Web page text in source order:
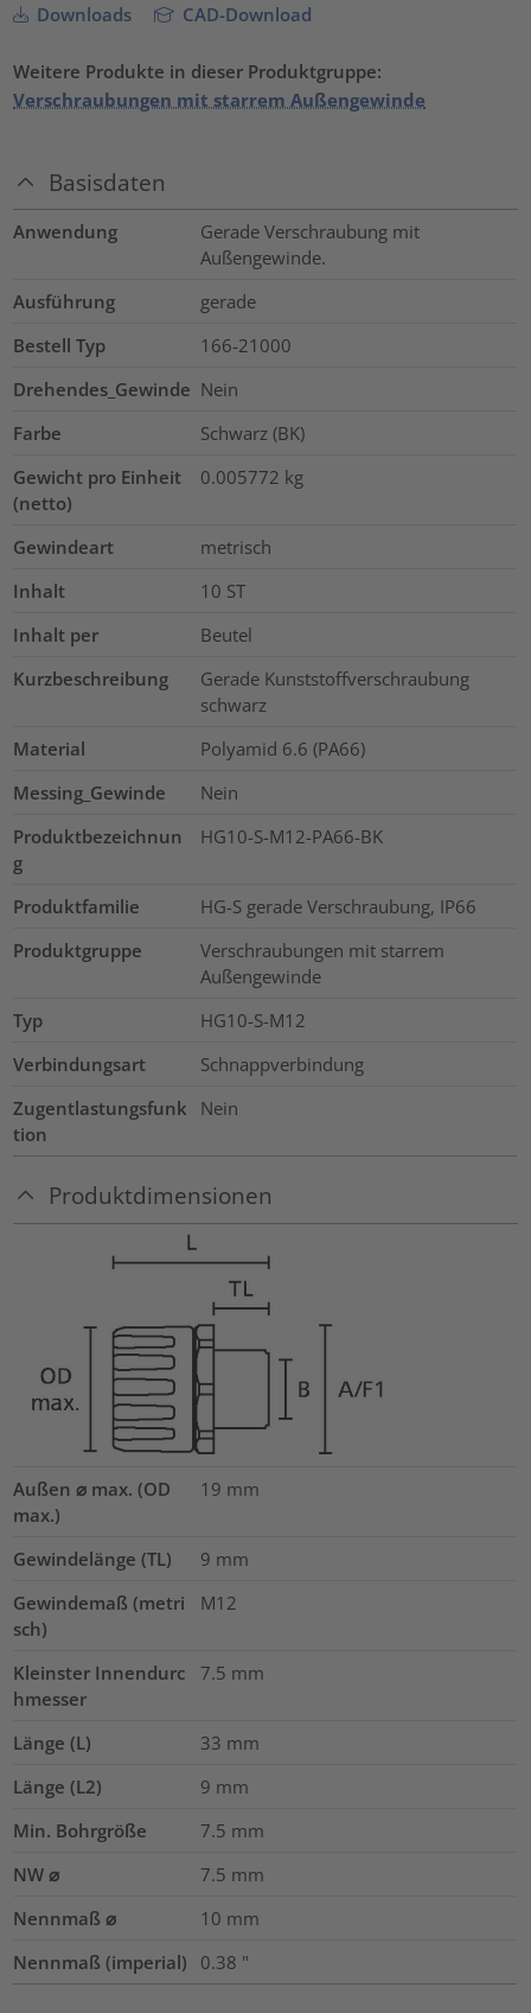
Downloads CAD-Download
Weitere Produkte in dieser Produktgruppe:
Verschraubungen mit starrem Außengewinde
Basisdaten
Anwendung
Gerade Verschraubung mit
Außengewinde.
Ausführung
gerade
Bestell Typ
166-21000
Drehendes_Gewinde Nein
Farbe
Schwarz (BK)
Gewicht pro Einheit
(netto)
0.005772 kg
Gewindeart
metrisch
Inhalt
10 ST
Inhalt per
Beutel
Kurzbeschreibung
Gerade Kunststoffverschraubung
schwarz
Material
Polyamid 6.6 (PA66)
Messing_Gewinde
Nein
Produktbezeichnun
g
HG10-S-M12-PA66-BK
Produktfamilie
HG-S gerade Verschraubung, IP66
Produktgruppe
Verschraubungen mit starrem
Außengewinde
Typ
HG10-S-M12
Verbindungsart
Schnappverbindung
Zugentlastungsfunk
tion
Nein
Produktdimensionen
Außen ⌀ max. (OD
max.)
19 mm
Gewindelänge (TL) 9 mm
Gewindemaß (metri
sch)
M12
Kleinster Innendurc
hmesser
7.5 mm
Länge (L) 33 mm
Länge (L2)
9 mm
Min. Bohrgröße
7.5 mm
NW ⌀
7.5 mm
Nennmaß ⌀
10 mm
Nennmaß (imperial)
0.38 "